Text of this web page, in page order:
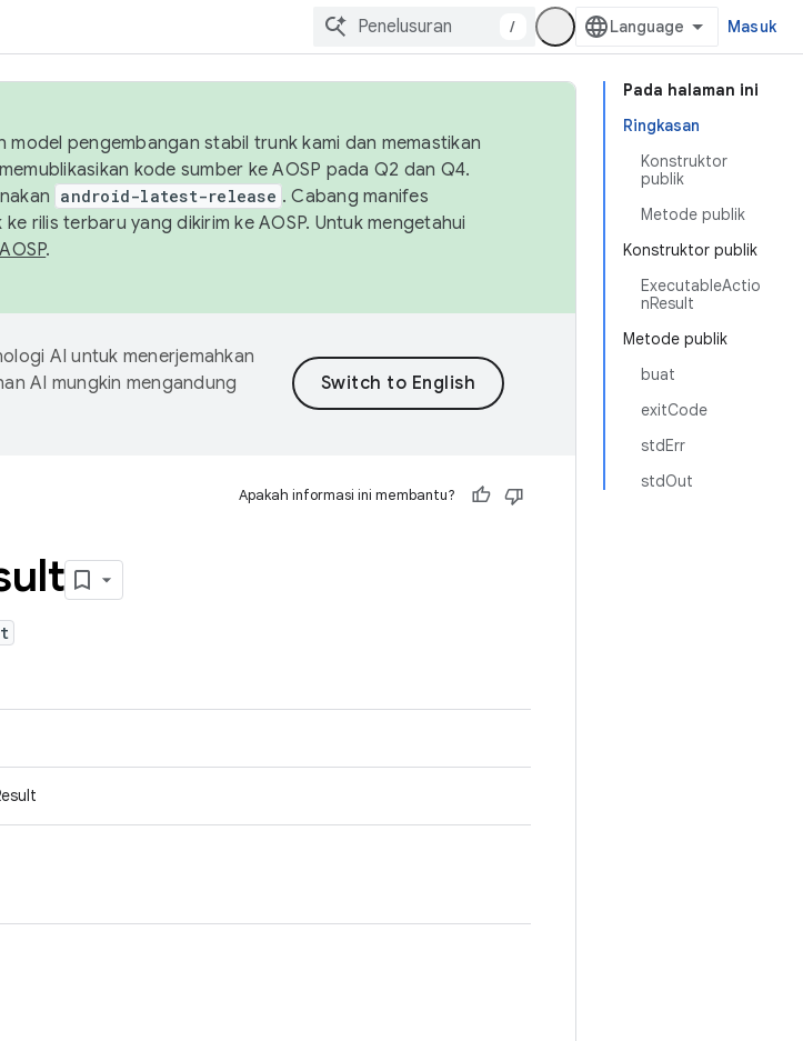
/ Masuk
Pada halaman ini
Ringkasan
Konstruktor
publik
Metode publik
Konstruktor publik
ExecutableActio
nResult
Metode publik
buat
exitCode
stdErr
stdOut
pengembangan stabil trunk kami dan memastikan
kode sumber ke AOSP pada Q2 dan Q4.
android-latest-release . Cabang manifes
ke rilis terbaru yang dikirim ke AOSP. Untuk mengetahui
.
AI untuk menerjemahkan
AI mungkin mengandung
Apakah informasi ini membantu?